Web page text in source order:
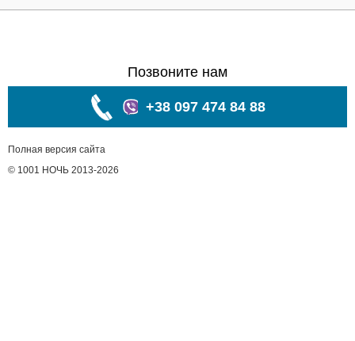
Позвоните нам
+38 097 474 84 88
Полная версия сайта
© 1001 НОЧЬ 2013-2026